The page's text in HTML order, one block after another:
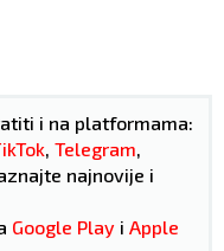
i na platformama:
, Telegram,
najnovije i
Google Play i Apple